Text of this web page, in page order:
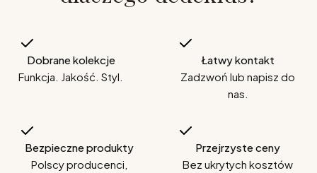
Dobrane kolekcje
Funkcja. Jakość. Styl.
Łatwy kontakt
Zadzwoń lub napisz do
nas.
Bezpieczne produkty
Polscy producenci,
Przejrzyste ceny
Bez ukrytych kosztów